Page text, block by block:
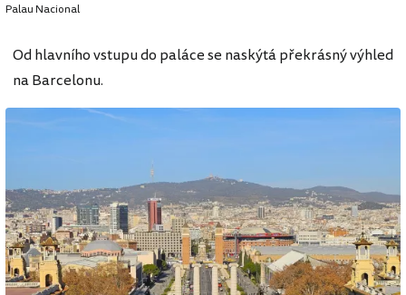
Palau Nacional
Od hlavního vstupu do paláce se naskýtá překrásný výhled
na Barcelonu.